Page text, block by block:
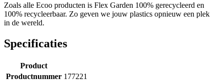
Zoals alle Ecoo producten is Flex Garden 100% gerecycleerd en
100% recycleerbaar. Zo geven we jouw plastics opnieuw een plek
in de wereld.
Specificaties
Product
Productnummer 177221